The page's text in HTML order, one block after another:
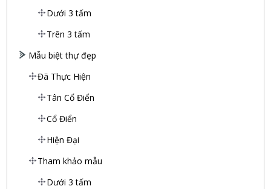
Dưới 3 tấm
Trên 3 tấm
Mẫu biệt thự đẹp
Đã Thực Hiện
Tân Cổ Điển
Cổ Điển
Hiện Đại
Tham khảo mẫu
Dưới 3 tấm